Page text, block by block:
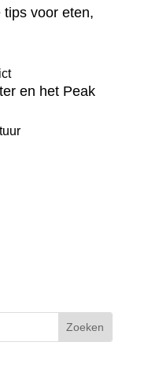
voor eten,
en het Peak